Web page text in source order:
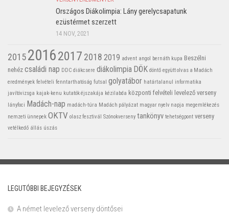
Országos Diákolimpia: Lány gerelycsapatunk
ezüstérmet szerzett
14 NOV, 2021
201520162017 2018 2019 advent angol bernáth kupa Beszélni
nehéz családi nap DDC diákcsere diákolimpia DÖK döntő együtt olvas a Madách
eredmények felvételi fenntarthatóság futsal golyatábor határtalanul informatika
javítóvizsga kajak-kenu kutatók éjszakája kézilabda központi felvételi levelező verseny
lányfoci Madách-nap madách-túra Madách pályázat magyar nyelv napja megemlékezés
nemzeti ünnepek OKTV olasz fesztivál Szónokverseny tankönyv tehetségpont verseny
vetélkedő állás úszás
LEGUTÓBBI BEJEGYZÉSEK
A német levelező verseny döntősei